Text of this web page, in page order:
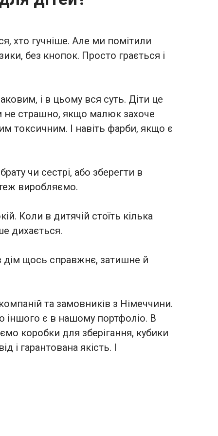
хто гучніше. Але ми помітили
без кнопок. Просто грається і
і в цьому вся суть. Діти це
не страшно, якщо малюк захоче
токсичним. І навіть фарби, якщо є
чи сестрі, або зберегти в
виробляємо.
Коли в дитячій стоїть кілька
дихається.
дім щось справжнє, затишне й
та замовників з Німеччини.
іншого є в нашому портфоліо. В
коробки для зберігання, кубики
і гарантована якість. І